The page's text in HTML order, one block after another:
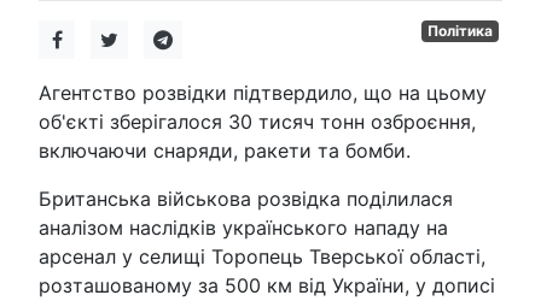
Політика
Агентство розвідки підтвердило, що на цьому
об'єкті зберігалося 30 тисяч тонн озброєння,
включаючи снаряди, ракети та бомби.
Британська військова розвідка поділилася
аналізом наслідків українського нападу на
арсенал у селищі Торопець Тверської області,
розташованому за 500 км від України, у дописі